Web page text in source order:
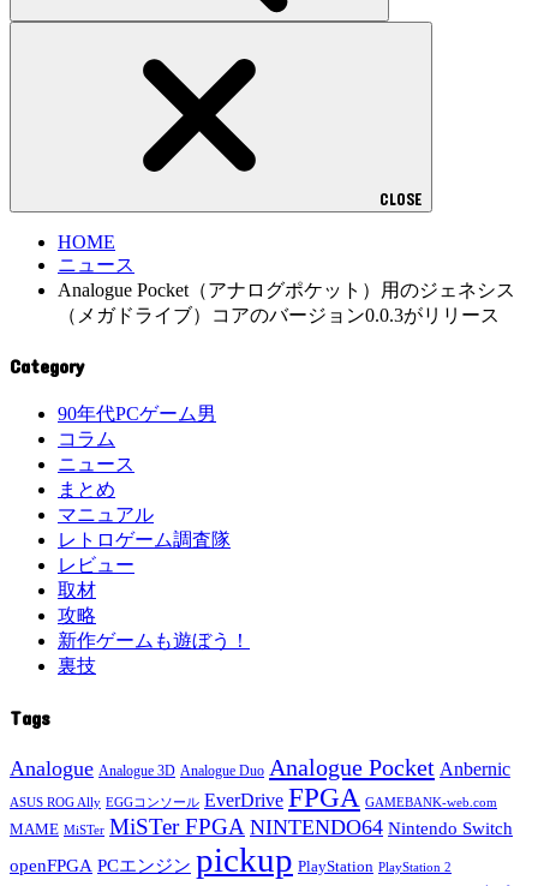
CLOSE
HOME
ニュース
Analogue Pocket（アナログポケット）用のジェネシス
（メガドライブ）コアのバージョン0.0.3がリリース
Category
90年代PCゲーム男
コラム
ニュース
まとめ
マニュアル
レトロゲーム調査隊
レビュー
取材
攻略
新作ゲームも遊ぼう！
裏技
Tags
Analogue Analogue 3D Analogue Duo Analogue Pocket Anbernic
ASUS ROG Ally EGGコンソール EverDrive FPGA GAMEBANK-web.com
MAME MiSTer MiSTer FPGA NINTENDO64 Nintendo Switch
openFPGA PCエンジン pickup PlayStation PlayStation 2